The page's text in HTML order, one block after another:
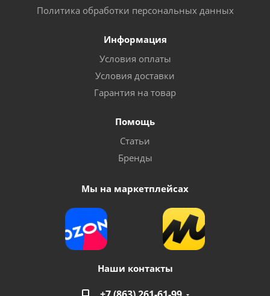
Политика обработки персональных данных
Информация
Условия оплаты
Условия доставки
Гарантия на товар
Помощь
Статьи
Бренды
Мы на маркетплейсах
Наши контакты